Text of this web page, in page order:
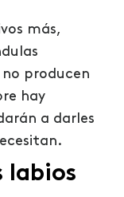
más,
no producen
hay
a darles
labios